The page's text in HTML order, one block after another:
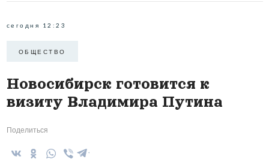
сегодня 12:23
ОБЩЕСТВО
Новосибирск готовится к
визиту Владимира Путина
Поделиться